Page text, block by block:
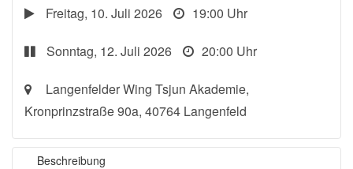
Freitag, 10. Juli 2026 19:00 Uhr
Sonntag, 12. Juli 2026 20:00 Uhr
Langenfelder Wing Tsjun Akademie,
Kronprinzstraße 90a, 40764 Langenfeld
Beschreibung